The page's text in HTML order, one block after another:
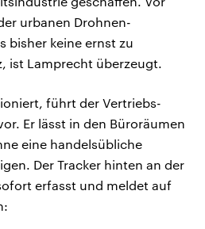
urbanen Drohnen-
bisher keine ernst zu
ist Lamprecht überzeugt.
führt der Vertriebs-
Er lässt in den Büroräumen
eine handelsübliche
Der Tracker hinten an der
erfasst und meldet auf